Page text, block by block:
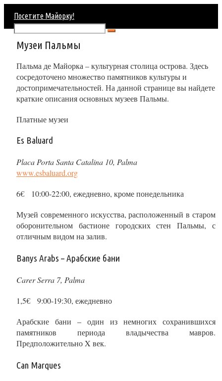
Посетите Майорку!
Музеи Пальмы
Пальма де Майорка – культурная столица острова. Здесь
сосредоточено множество памятников культуры и
достопримечательностей. На данной странице вы найдете
краткие описания основных музеев Пальмы.
Платные музеи
Es Baluard
Placa Porta Santa Catalina 10, Palma
www.esbaluard.org
6€ 10:00-22:00, ежедневно, кроме понедельника
Музей современного искусства, расположенный в старом
оборонительном бастионе городских стен Пальмы, с
отличным видом на залив.
Banys Arabs – Арабские бани
Carer Serra 7, Palma
1,5€ 9:00-19:30, ежедневно
Арабские бани – один из немногих сохранившихся
памятников периода владычества мавров.
Предположительно X век.
Can Marques